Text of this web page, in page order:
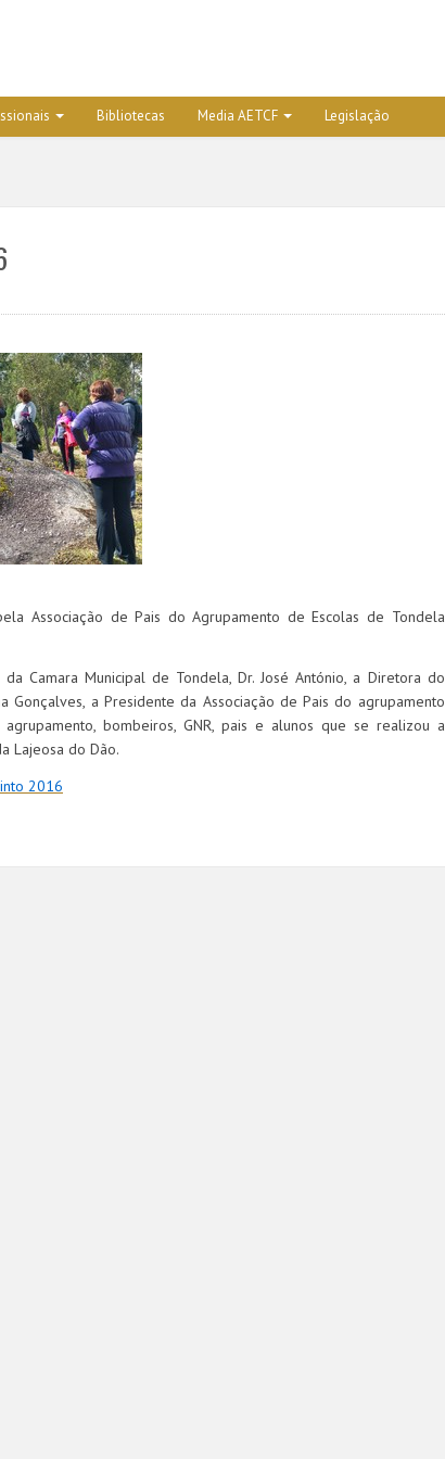
Bibliotecas Media AETCF Legislação
Associação de Pais do Agrupamento de Escolas de Tondela
Camara Municipal de Tondela, Dr. José António, a Diretora do
a Presidente da Associação de Pais do agrupamento
bombeiros, GNR, pais e alunos que se realizou a
Lajeosa do Dão.
2016